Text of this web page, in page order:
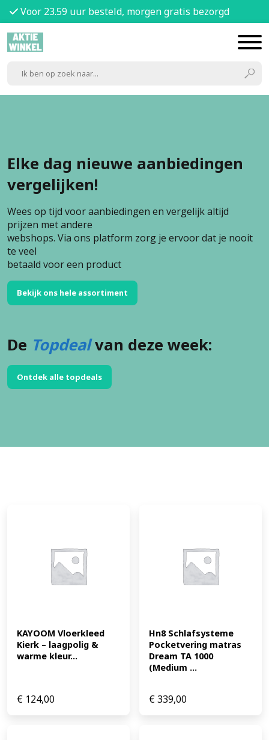
Voor 23.59 uur besteld, morgen gratis bezorgd
Elke dag nieuwe aanbiedingen
vergelijken!
Wees op tijd voor aanbiedingen en vergelijk altijd
prijzen met andere
webshops. Via ons platform zorg je ervoor dat je nooit
te veel
betaald voor een product
Bekijk ons hele assortiment
De Topdealvan deze week:
Ontdek alle topdeals
KAYOOM Vloerkleed
Kierk – laagpolig &
warme kleur...
€ 124,00
Hn8 Schlafsysteme
Pocketvering matras
Dream TA 1000
(Medium ...
€339,00